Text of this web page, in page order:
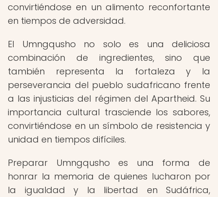
convirtiéndose en un alimento reconfortante
en tiempos de adversidad.
El Umngqusho no solo es una deliciosa
combinación de ingredientes, sino que
también representa la fortaleza y la
perseverancia del pueblo sudafricano frente
a las injusticias del régimen del Apartheid. Su
importancia cultural trasciende los sabores,
convirtiéndose en un símbolo de resistencia y
unidad en tiempos difíciles.
Preparar Umngqusho es una forma de
honrar la memoria de quienes lucharon por
la igualdad y la libertad en Sudáfrica,